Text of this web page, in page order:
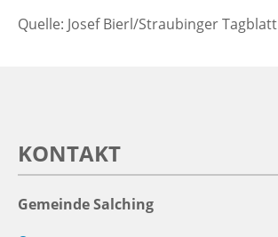
Quelle: Josef Bierl/Straubinger Tagblatt
KONTAKT
Gemeinde Salching